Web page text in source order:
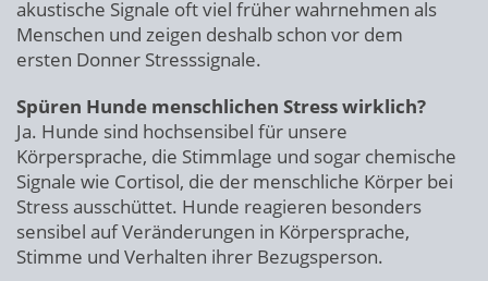
akustische Signale oft viel früher wahrnehmen als
Menschen und zeigen deshalb schon vor dem
ersten Donner Stresssignale.
Spüren Hunde menschlichen Stress wirklich?
Ja. Hunde sind hochsensibel für unsere
Körpersprache, die Stimmlage und sogar chemische
Signale wie Cortisol, die der menschliche Körper bei
Stress ausschüttet. Hunde reagieren besonders
sensibel auf Veränderungen in Körpersprache,
Stimme und Verhalten ihrer Bezugsperson.